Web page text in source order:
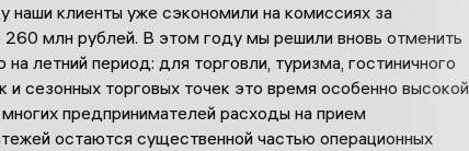
наши клиенты уже сэкономили на комиссиях за
260 млн рублей. В этом году мы решили вновь отменить
летний период: для торговли, туризма, гостиничного
и сезонных торговых точек это время особенно высокой
предпринимателей расходы на прием
остаются существенной частью операционных